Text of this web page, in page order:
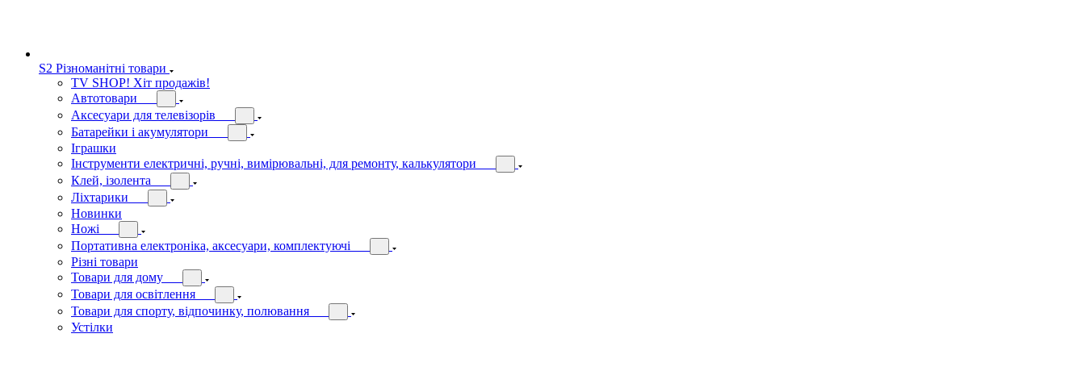
S2 Різноманітні товари
TV SHOP! Хіт продажів!
Автотовари
Аксесуари для телевізорів
Батарейки і акумулятори
Іграшки
Інструменти електричні, ручні, вимірювальні, для ремонту, калькулятори
Клей, ізолента
Ліхтарики
Новинки
Ножі
Портативна електроніка, аксесуари, комплектуючі
Різні товари
Товари для дому
Товари для освітлення
Товари для спорту, відпочинку, полювання
Устілки